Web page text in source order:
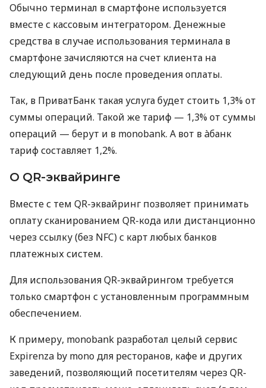
Обычно терминал в смартфоне используется
вместе с кассовым интегратором. Денежные
средства в случае использования терминала в
смартфоне зачисляются на счет клиента на
следующий день после проведения оплаты.
Так, в ПриватБанк такая услуга будет стоить 1,3% от
суммы операций. Такой же тариф — 1,3% от суммы
операций — берут и в monobank. А вот в àбанк
тариф составляет 1,2%.
О QR-эквайринге
Вместе с тем QR-эквайринг позволяет принимать
оплату сканированием QR-кода или дистанционно
через ссылку (без NFC) с карт любых банков
платежных систем.
Для использования QR-эквайрингом требуется
только смартфон с установленным программным
обеспечением.
К примеру, monobank разработал целый сервис
Expirenza by mono для ресторанов, кафе и других
заведений, позволяющий посетителям через QR-